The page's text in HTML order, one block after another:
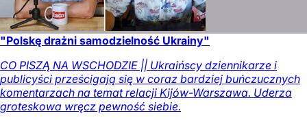
"Polskę drażni samodzielność Ukrainy"
CO PISZĄ NA WSCHODZIE || Ukraińscy dziennikarze i
publicyści prześcigają się w coraz bardziej buńczucznych
komentarzach na temat relacji Kijów-Warszawa. Uderza
groteskowa wręcz pewność siebie.